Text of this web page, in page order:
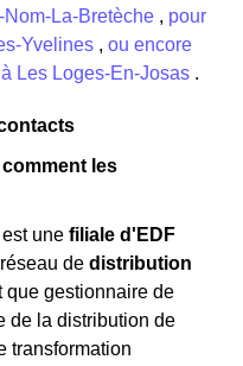
La-Bretèche , pour
Yvelines , ou encore
Les Loges-En-Josas .
comment les
une filiale d'EDF
de distribution
que gestionnaire de
de la distribution de
transformation